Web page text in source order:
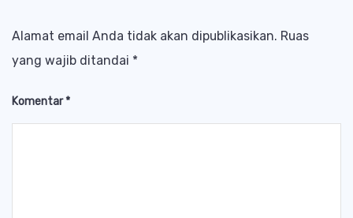
Alamat email Anda tidak akan dipublikasikan. Ruas
yang wajib ditandai *
Komentar*